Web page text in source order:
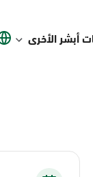
أبشر الأخرى